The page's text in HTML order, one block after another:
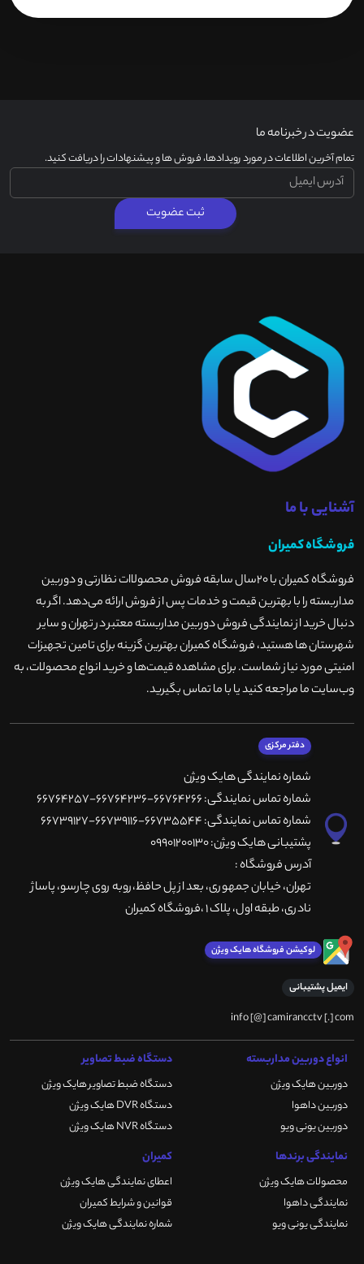
عضویت در خبرنامه ما
تمام آخرین اطلاعات در مورد رویدادها، فروش ها و پیشنهادات را دریافت کنید.
ثبت عضویت
آشنایی با ما
فروشگاه کمیران
فروشگاه کمیران با ۲۰سال سابقه فروش محصولاات نظارتی و دوربین
مداربسته را با بهترین قیمت و خدمات پس از فروش ارائه می‌دهد. اگر به
دنبال خرید از نمایندگی فروش دوربین مداربسته معتبر در تهران و سایر
شهرستان ها هستید، فروشگاه کمیران بهترین گزینه برای تامین تجهیزات
امنیتی مورد نیاز شماست. برای مشاهده قیمت‌ها و خرید انواع محصولات، به
وب‌سایت ما مراجعه کنید یا با ما تماس بگیرید.
دفتر مرکزی
شماره نمایندگی هایک ویژن
شماره تماس نمایندگی: 66764266-66764236-66764257
شماره تماس نمایندگی: 66735544-66739116-66739127
پشتیبانی هایک ویژن: 09901200130
آدرس فروشگاه :
تهران، خيابان جمهوری، بعد از پل حافظ،روبه روی چارسو، پاساژ
نادری، طبقه اول، پلاک 1 ،فروشگاه کمیران
لوکیشن فروشگاه هایک ویژن
ایمیل پشتیبانی
info [@] camirancctv [.] com
انواع دوربین مداربسته
دوربین هایک ویژن
دوربین داهوا
دوربین یونی ویو
دستگاه ضبط تصاویر
دستگاه ضبط تصاویر هایک ویژن
دستگاه DVR هایک ویژن
دستگاه NVR هایک ویژن
نمایندگی برندها
محصولات هایک ویژن
نمایندگی داهوا
نمایندگی یونی ویو
کمیران
اعطای نمایندگی هایک ویژن
قوانین و شرایط کمیران
شماره نمایندگی هایک ویژن